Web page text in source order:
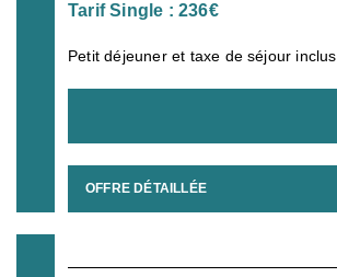
Tarif Single : 236€
Petit déjeuner et taxe de séjour inclus
OFFRE DÉTAILLÉE